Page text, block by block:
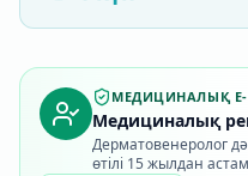
МЕДИЦИНАЛЫҚ
Медициналық
Дерматовенеролог
өтілі 15 жылдан астам